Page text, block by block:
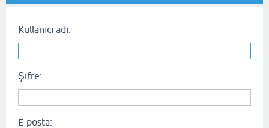
Kullanıcı adı:
Şifre:
E-posta: